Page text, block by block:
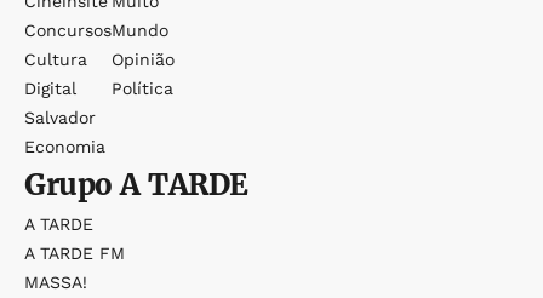
Concursos
Cultura
Digital
Salvador
Economia
Mundo
Opinião
Política
GrupoA TARDE
A TARDE
A TARDE FM
MASSA!